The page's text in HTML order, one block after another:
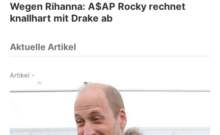
Wegen Rihanna: A$AP Rocky rechnet
knallhart mit Drake ab
Aktuelle Artikel
Artikel -